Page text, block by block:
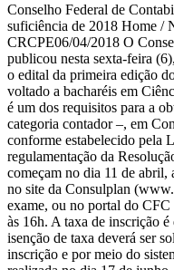
Conselho Federal de
suficiência de 2018 Home /
CRCPE06/04/2018 O
publicou nesta sexta-feira
o edital da primeira edição
voltado a bacharéis em
é um dos requisitos para a
categoria contador –, em
conforme estabelecido pela
regulamentação da
começam no dia 11 de abril,
no site da Consulplan
exame, ou no portal do
às 16h. A taxa de inscrição
isenção de taxa deverá ser
inscrição e por meio do